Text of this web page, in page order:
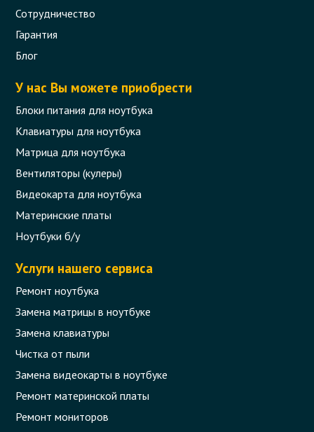
Сотрудничество
Гарантия
Блог
У нас Вы можете приобрести
Блоки питания для ноутбука
Клавиатуры для ноутбука
Матрица для ноутбука
Вентиляторы (кулеры)
Видеокарта для ноутбука
Материнские платы
Ноутбуки б/у
Услуги нашего сервиса
Ремонт ноутбука
Замена матрицы в ноутбуке
Замена клавиатуры
Чистка от пыли
Замена видеокарты в ноутбуке
Ремонт материнской платы
Ремонт мониторов